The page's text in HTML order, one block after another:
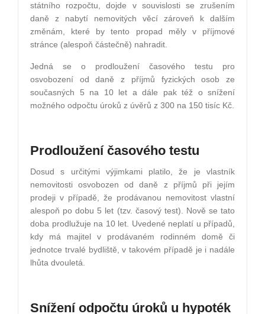
státního rozpočtu, dojde v souvislosti se zrušením
daně z nabytí nemovitých věcí zároveň k dalším
změnám, které by tento propad měly v příjmové
stránce (alespoň částečně) nahradit.
Jedná se o prodloužení časového testu pro
osvobození od daně z příjmů fyzických osob ze
současných 5 na 10 let a dále pak též o snížení
možného odpočtu úroků z úvěrů z 300 na 150 tisíc Kč.
Prodloužení časového testu
Dosud s určitými výjimkami platilo, že je vlastník
nemovitosti osvobozen od daně z příjmů při jejím
prodeji v případě, že prodávanou nemovitost vlastní
alespoň po dobu 5 let (tzv. časový test). Nově se tato
doba prodlužuje na 10 let. Uvedené neplatí u případů,
kdy má majitel v prodávaném rodinném domě či
jednotce trvalé bydliště, v takovém případě je i nadále
lhůta dvouletá.
Snížení odpočtu úroků u hypoték